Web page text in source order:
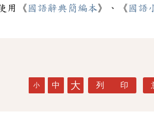
用《 國語辭典簡編本》、《 國語
小 中 大 列 印